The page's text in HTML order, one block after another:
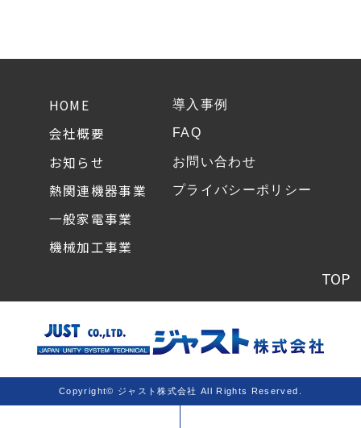
HOME
会社概要
お知らせ
熱関連機器事業
一般家電事業
機械加工事業
導入事例
FAQ
お問い合わせ
プライバシーポリシー
TOP
Copyright© ジャスト株式会社 All Rights Reserved.